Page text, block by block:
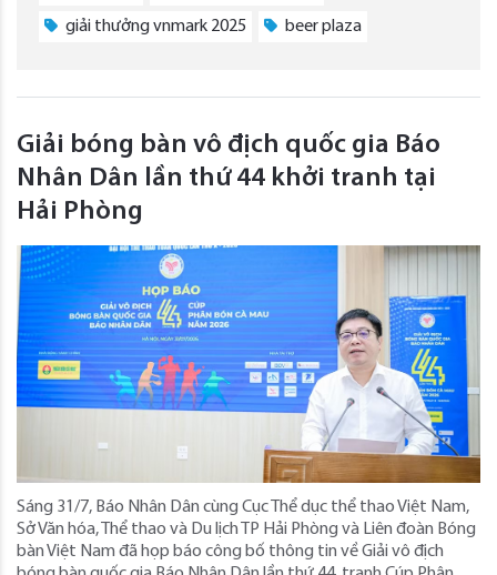
giải thưởng vnmark 2025 beer plaza
Giải bóng bàn vô địch quốc gia Báo
Nhân Dân lần thứ 44 khởi tranh tại
Hải Phòng
Sáng 31/7, Báo Nhân Dân cùng Cục Thể dục thể thao Việt Nam,
Sở Văn hóa, Thể thao và Du lịch TP Hải Phòng và Liên đoàn Bóng
bàn Việt Nam đã họp báo công bố thông tin về Giải vô địch